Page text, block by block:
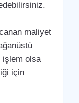
maliyet
işlem olsa
için